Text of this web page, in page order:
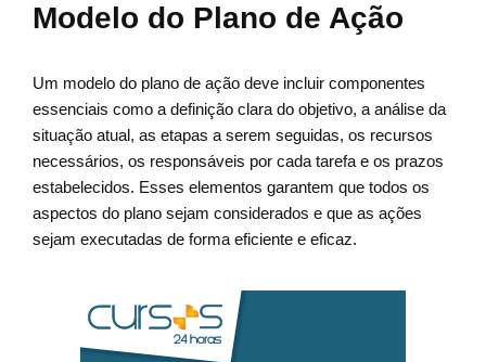
Modelo do Plano de Ação
Um modelo do plano de ação deve incluir componentes
essenciais como a definição clara do objetivo, a análise da
situação atual, as etapas a serem seguidas, os recursos
necessários, os responsáveis por cada tarefa e os prazos
estabelecidos. Esses elementos garantem que todos os
aspectos do plano sejam considerados e que as ações
sejam executadas de forma eficiente e eficaz.